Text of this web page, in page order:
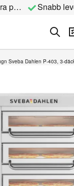
priser Snabb
Sveba Dahlen P-403, 3-